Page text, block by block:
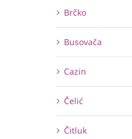
Brčko
Busovača
Cazin
Čelić
Čitluk